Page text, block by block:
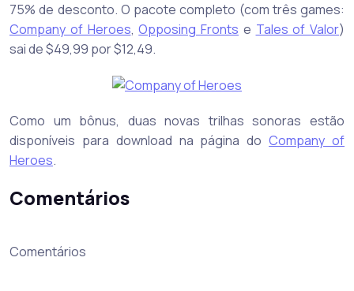
75% de desconto. O pacote completo (com três games:
Company of Heroes,Opposing Fronts e Tales of Valor)
sai de $49,99 por $12,49.
Como um bônus, duas novas trilhas sonoras estão
disponíveis para download na página doCompany of
Heroes.
Comentários
Comentários